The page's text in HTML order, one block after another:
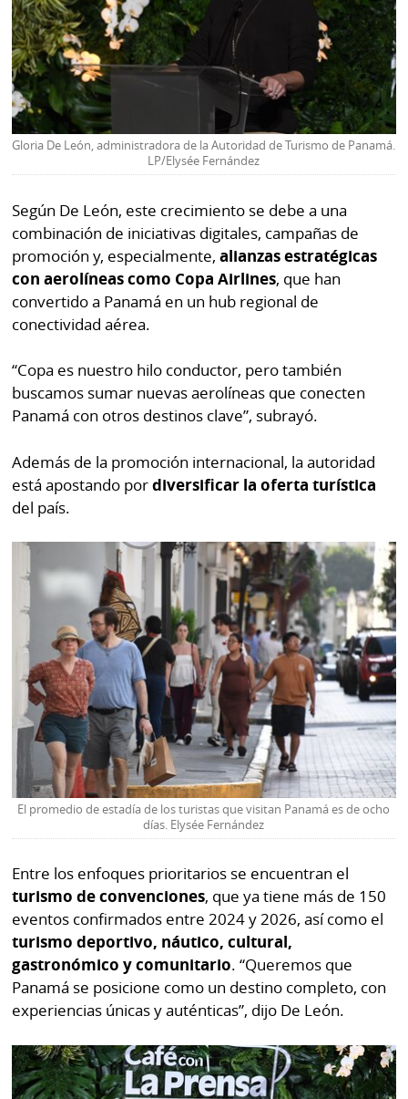
Gloria De León, administradora de la Autoridad de Turismo de Panamá.
LP/Elysée Fernández
Según De León, este crecimiento se debe a una
combinación de iniciativas digitales, campañas de
promoción y, especialmente,alianzas estratégicas
con aerolíneas como Copa Airlines, que han
convertido a Panamá en un hub regional de
conectividad aérea.
“Copa es nuestro hilo conductor, pero también
buscamos sumar nuevas aerolíneas que conecten
Panamá con otros destinos clave”, subrayó.
Además de la promoción internacional, la autoridad
está apostando pordiversificar la oferta turística
del país.
El promedio de estadía de los turistas que visitan Panamá es de ocho
días. Elysée Fernández
Entre los enfoques prioritarios se encuentran el
turismo de convenciones, que ya tiene más de 150
eventos confirmados entre 2024 y 2026, así como el
turismo deportivo, náutico, cultural,
gastronómico y comunitario. “Queremos que
Panamá se posicione como un destino completo, con
experiencias únicas y auténticas”, dijo De León.